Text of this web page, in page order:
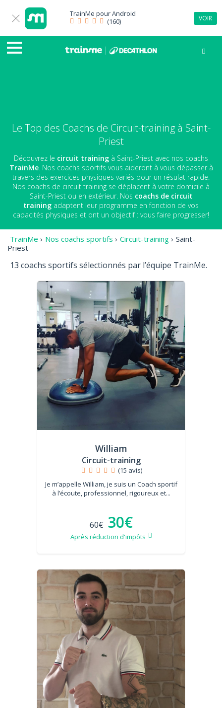
TrainMe pourAndroid
(160)
VOIR
Le Top des Coachs de Circuit-training à Saint-
Priest
Découvrez le circuit training à Saint-Priest avec nos coachs
TrainMe. Nos coachs sportifs vous aideront à vous dépasser à
travers des exercices physiques variés pour un résulat rapide.
Nos coachs de circuit training se déplacent à votre domicile à
Saint-Priest ou en extérieur. Nos coachs de circuit
training adaptent leur programme en fonction de vos
capacités physiques et ont un objectif : vous faire progresser!
TrainMe › Nos coachs sportifs › Circuit-training › Saint-
Priest
13 coachs sportifs sélectionnés par l’équipe TrainMe.
William
Circuit-training
(15 avis)
Je m’appelle William, je suis un Coach sportif
à l’écoute, professionnel, rigoureux et...
60€ 30€
Après réduction d'impôts